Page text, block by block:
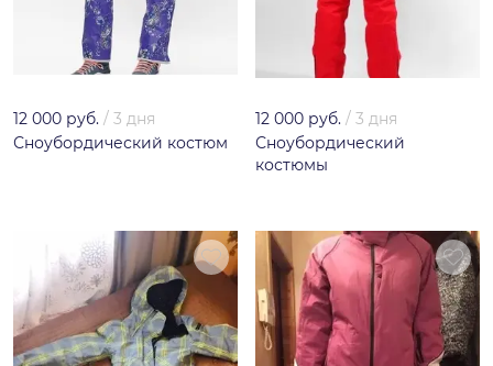
12 000 руб. / 3 дня
Сноубордический костюм
12 000 руб. / 3 дня
Сноубордический
костюмы